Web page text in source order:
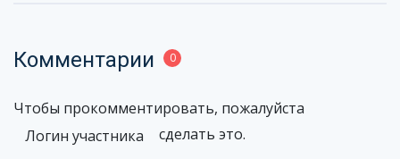
Комментарии 0
Чтобы прокомментировать, пожалуйста
Логин участника
сделать это.